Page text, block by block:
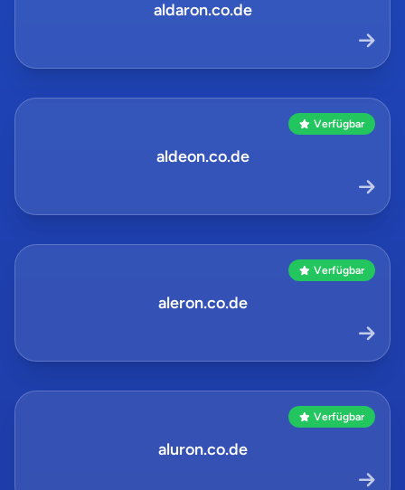
aldaron.co.de
Verfügbar
aldeon.co.de
Verfügbar
aleron.co.de
Verfügbar
aluron.co.de